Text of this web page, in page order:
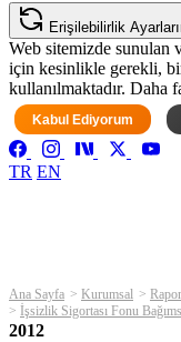
Erişilebilirlik
Web sitemizde sunulan
için kesinlikle gerekli,
kullanılmaktadır. Daha
Kabul Ediyorum
TR EN
Ana Sayfa Kurumsal
İşsizlik Sigortası Fonu
2012